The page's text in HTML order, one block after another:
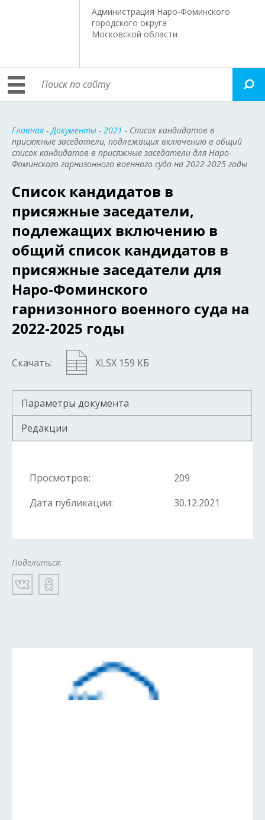
Администрация Наро-Фоминского
городского округа
Московской области
Главная -Документы - 2021 - Список кандидатов в
присяжные заседатели, подлежащих включению в общий
список кандидатов в присяжные заседатели для Наро-
Фоминского гарнизонного военного суда на 2022-2025 годы
Список кандидатов в
присяжные заседатели,
подлежащих включению в
общий список кандидатов в
присяжные заседатели для
Наро-Фоминского
гарнизонного военного суда на
2022-2025 годы
Скачать: XLSX 159 КБ
Параметры документа
Редакции
Просмотров:
209
Дата публикации:
30.12.2021
Поделиться: